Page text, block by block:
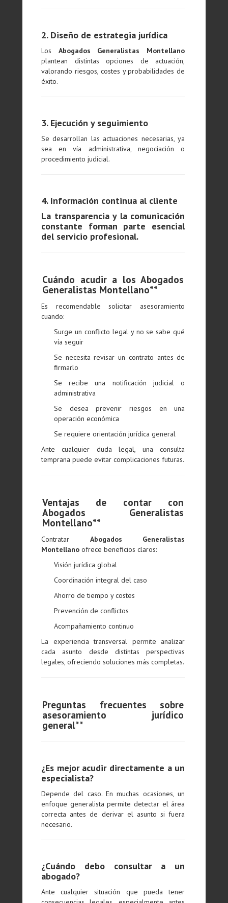
2. Diseño de estrategia jurídica
Los Abogados Generalistas Montellano
plantean distintas opciones de actuación,
valorando riesgos, costes y probabilidades de
éxito.
3. Ejecución y seguimiento
Se desarrollan las actuaciones necesarias, ya
sea en vía administrativa, negociación o
procedimiento judicial.
4. Información continua al cliente
La transparencia y la comunicación
constante forman parte esencial
del servicio profesional.
Cuándo acudir a los Abogados
Generalistas Montellano**
Es recomendable solicitar asesoramiento
cuando:
Surge un conflicto legal y no se sabe qué
vía seguir
Se necesita revisar un contrato antes de
firmarlo
Se recibe una notificación judicial o
administrativa
Se desea prevenir riesgos en una
operación económica
Se requiere orientación jurídica general
Ante cualquier duda legal, una consulta
temprana puede evitar complicaciones futuras.
Ventajas de contar con
Abogados Generalistas
Montellano**
Contratar Abogados Generalistas
Montellano ofrece beneficios claros:
Visión jurídica global
Coordinación integral del caso
Ahorro de tiempo y costes
Prevención de conflictos
Acompañamiento continuo
La experiencia transversal permite analizar
cada asunto desde distintas perspectivas
legales, ofreciendo soluciones más completas.
Preguntas frecuentes sobre
asesoramiento jurídico
general**
¿Es mejor acudir directamente a un
especialista?
Depende del caso. En muchas ocasiones, un
enfoque generalista permite detectar el área
correcta antes de derivar el asunto si fuera
necesario.
¿Cuándo debo consultar a un
abogado?
Ante cualquier situación que pueda tener